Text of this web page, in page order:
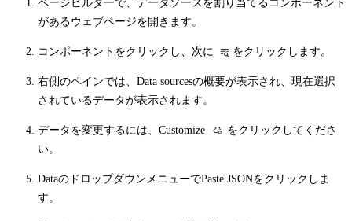
ページビルダーで、データソースを割り当てるコンポーネント
があるウェブページを開きます。
コンポーネントをクリックし、次に をクリックします。
右側のペインでは、 Data sourcesの概要が表示され、現在選択
されているデータが表示されます。
データを変更するには、 Customize
をクリックしてくださ
い。
DataのドロップダウンメニューでPaste JSONをクリックしま
す。